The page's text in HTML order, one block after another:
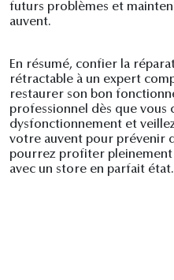
futurs problèmes et
auvent.
En résumé, confier la
rétractable à un expert
restaurer son bon
professionnel dès que vous
dysfonctionnement et
votre auvent pour prévenir
pourrez profiter
avec un store en parfait état.